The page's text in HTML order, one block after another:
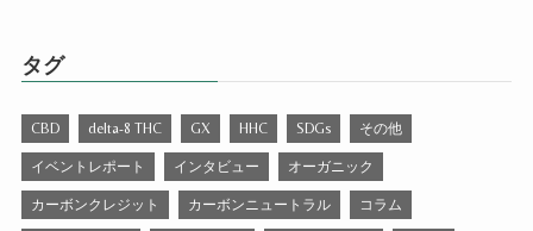
タグ
CBD delta-8 THC GX HHC SDGs その他
イベントレポート インタビュー オーガニック
カーボンクレジット カーボンニュートラル コラム